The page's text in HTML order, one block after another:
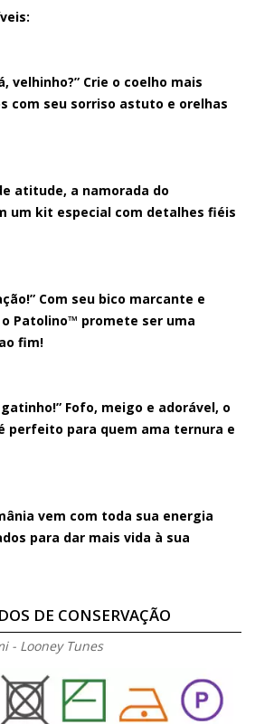
velhinho?” Crie o coelho mais
com seu sorriso astuto e orelhas
atitude, a namorada do
um kit especial com detalhes fiéis
Com seu bico marcante e
Patolino™ promete ser uma
fim!
Fofo, meigo e adorável, o
perfeito para quem ama ternura e
vem com toda sua energia
para dar mais vida à sua
DE CONSERVAÇÃO
- Looney Tunes